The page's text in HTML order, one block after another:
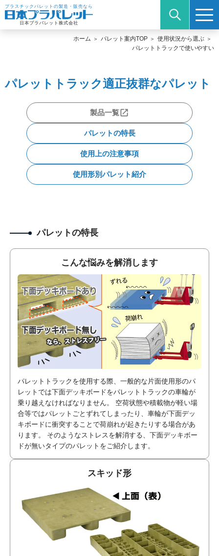
プラスチックパレットの製造・販売なら
日本プラパレット株式会社
ホーム パレット案内TOP
使用状況から選ぶ
パレットトラックで使いやすい
パレットトラック適正抜群なパレット
製品一覧
パレットの特長
使用上の注意事項
使用形別パレット紹介
パレットの特長
こんな悩みを解消します
パレットトラックを使用する際、一般的な片面使用形のパ
レットでは下面デッキボードをパレットトラックの車輪が
乗り越えなければなりません。 空荷状態や積載物が軽い場
合等ではパレットごとずれてしまったり、車輪が下面デッ
キボードに衝突することで荷崩れが起きたりする場合があ
ります。 そのようなストレスを解消する、下面デッキボー
ドが無いタイプのパレットをご紹介します。
スキッド形